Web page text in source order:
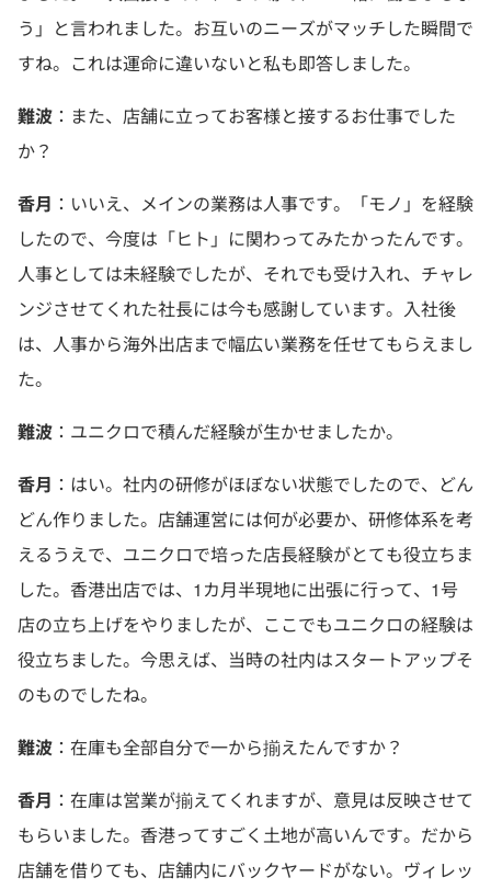
う」と言われました。お互いのニーズがマッチした瞬間で
すね。これは運命に違いないと私も即答しました。
難波 ：また、店舗に立ってお客様と接するお仕事でした
か？
香月 ：いいえ、メインの業務は人事です。「モノ」を経験
したので、今度は「ヒト」に関わってみたかったんです。
人事としては未経験でしたが、それでも受け入れ、チャレ
ンジさせてくれた社長には今も感謝しています。入社後
は、人事から海外出店まで幅広い業務を任せてもらえまし
た。
難波 ：ユニクロで積んだ経験が生かせましたか。
香月 ：はい。社内の研修がほぼない状態でしたので、どん
どん作りました。店舗運営には何が必要か、研修体系を考
えるうえで、ユニクロで培った店長経験がとても役立ちま
した。香港出店では、1カ月半現地に出張に行って、1号
店の立ち上げをやりましたが、ここでもユニクロの経験は
役立ちました。今思えば、当時の社内はスタートアップそ
のものでしたね。
難波 ：在庫も全部自分で一から揃えたんですか？
香月 ：在庫は営業が揃えてくれますが、意見は反映させて
もらいました。香港ってすごく土地が高いんです。だから
店舗を借りても、店舗内にバックヤードがない。ヴィレッ